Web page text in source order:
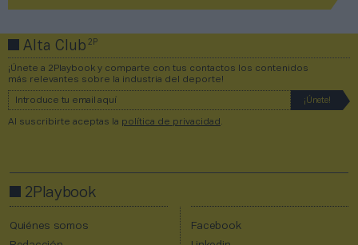
Alta Club2P
¡Únete a 2Playbook y comparte con tus contactos los contenidos
más relevantes sobre la industria del deporte!
Al suscribirte aceptas la política de privacidad
2Playbook
Quiénes somos
Facebook